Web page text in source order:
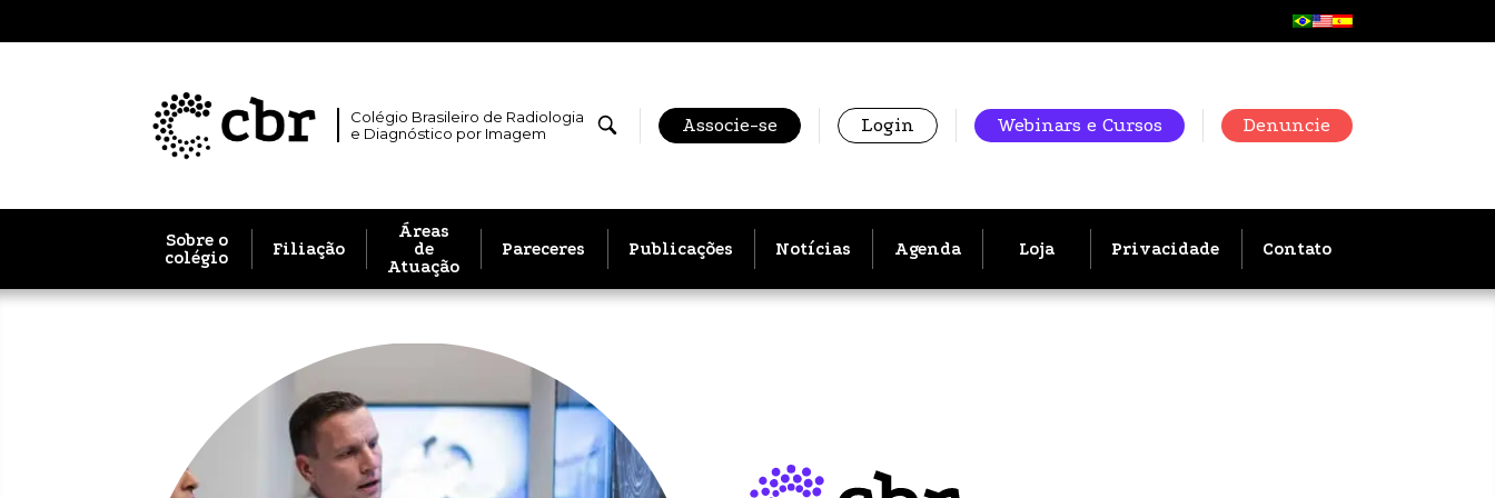
Colégio Brasileiro de Radiologia
e Diagnóstico por Imagem
Associe-se Login Webinars e Cursos Denuncie
Sobre o
colégio
Filiação
Áreas
de
Atuação
Pareceres Publicações Notícias Agenda Loja Privacidade Contato